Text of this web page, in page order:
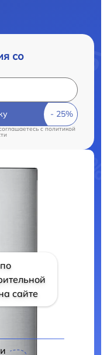
со
c политикой
сайте